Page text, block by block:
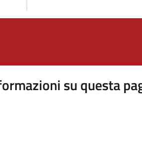
su questa